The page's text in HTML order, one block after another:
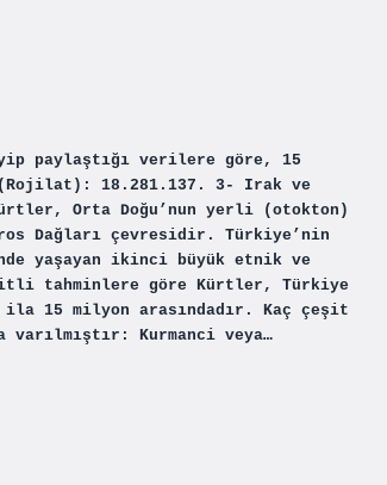
paylaştığı verilere göre, 15
18.281.137. 3- Irak ve
Orta Doğu’nun yerli (otokton)
Dağları çevresidir. Türkiye’nin
yaşayan ikinci büyük etnik ve
tahminlere göre Kürtler, Türkiye
15 milyon arasındadır. Kaç çeşit
Kurmanci veya…